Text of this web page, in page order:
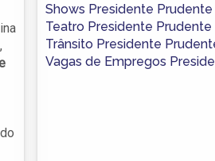
Shows Presidente Prudente
Teatro Presidente Prudente
Trânsito Presidente
Vagas de Empregos